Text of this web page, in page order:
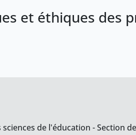
et éthiques des
de l'éducation - Section